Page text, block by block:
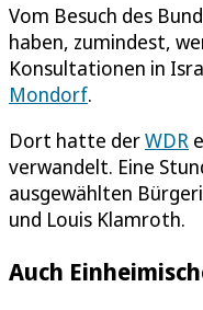
Vom Besuch des
haben, zumindest,
Konsultationen in
Mondorf.
Dort hatte derWDR
verwandelt. Eine
ausgewählten
und Louis Klamroth.
Auch